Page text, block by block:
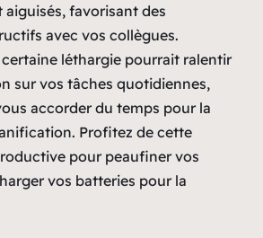
favorisant des
avec vos collègues.
léthargie pourrait ralentir
sur vos tâches quotidiennes,
accorder du temps pour la
Profitez de cette
pour peaufiner vos
vos batteries pour la